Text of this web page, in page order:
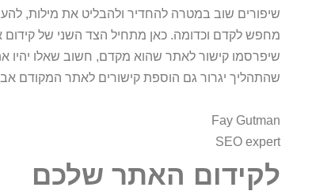
שיפורים שוב במטרה להחדיר ולהבליט את מילות,
מחפש לקדם וכדומה. כאן מתחיל הצד השני של
שיפרסמו קישור לאתר שהוא מקדם, חשוב שאלו יהיו
שהתהליך יגרור גם הוספת קישורים לאתר המקודם
Fay Gutman
SEO expert
לקידום האתר שלכם